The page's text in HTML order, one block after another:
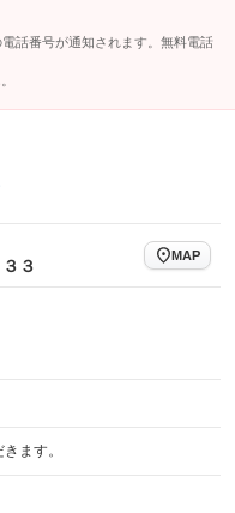
話番号が通知されます。無料電話
３
MAP
ます。